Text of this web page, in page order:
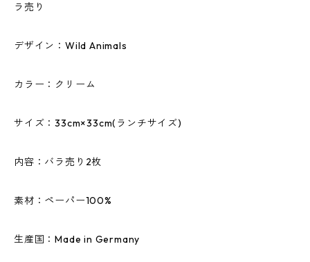
ラ売り
デザイン：Wild Animals
カラー：クリーム
サイズ：33cm×33cm(ランチサイズ)
内容：バラ売り2枚
素材：ペーパー100%
生産国：Made in Germany